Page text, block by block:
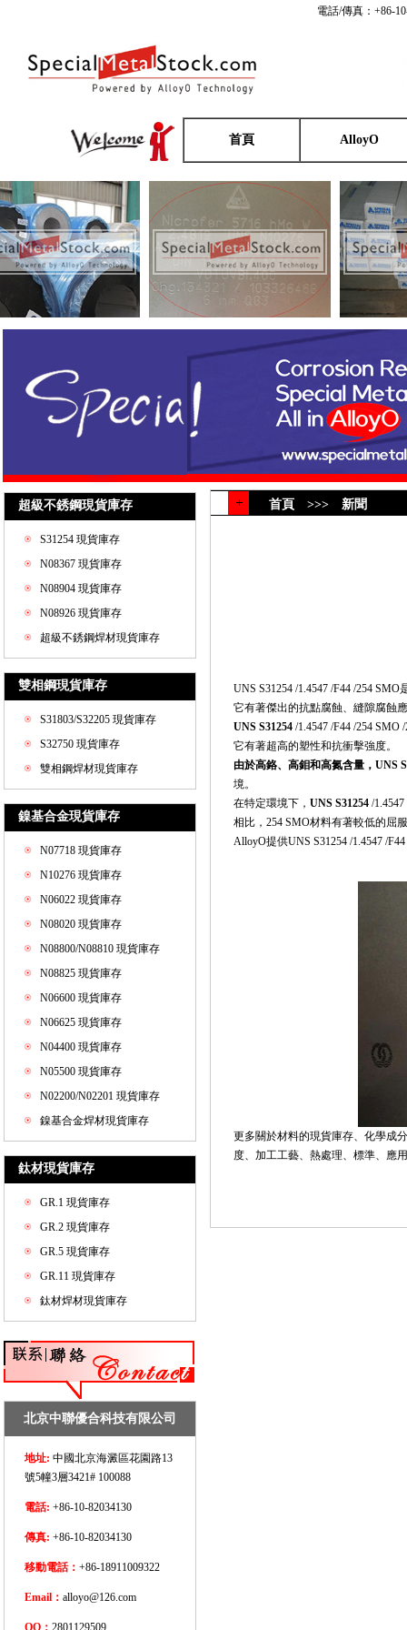
電話/傳真：+86-
首頁 AlloyO
超級不銹鋼現貨庫存
S31254 現貨庫存
N08367 現貨庫存
N08904 現貨庫存
N08926 現貨庫存
超級不銹鋼焊材現貨庫存
雙相鋼現貨庫存
S31803/S32205 現貨庫存
S32750 現貨庫存
雙相鋼焊材現貨庫存
鎳基合金現貨庫存
N07718 現貨庫存
N10276 現貨庫存
N06022 現貨庫存
N08020 現貨庫存
N08800/N08810 現貨庫存
N08825 現貨庫存
N06600 現貨庫存
N06625 現貨庫存
N04400 現貨庫存
N05500 現貨庫存
N02200/N02201 現貨庫存
鎳基合金焊材現貨庫存
鈦材現貨庫存
GR.1 現貨庫存
GR.2 現貨庫存
GR.5 現貨庫存
GR.11 現貨庫存
鈦材焊材現貨庫存
北京中聯優合科技有限公司
地址: 中國北京海澱區花園路13
號5幢3層3421# 100088
電話: +86-10-82034130
傳真: +86-10-82034130
移動電話： +86-18911009322
Email： alloyo@126.com
QQ： 2801129509
首頁 >>> 新聞
UNS S31254 /1.4547 /F44 /254
它有著傑出的抗點腐蝕、縫隙腐蝕
UNS S31254 /1.4547 /F44 /254
它有著超高的塑性和抗衝擊強度。
由於高鉻、高鉬和高氮含量， UNS
境。
在特定環境下， UNS S31254 /
相比，254 SMO材料有著較低的屈
AlloyO提供UNS S31254 /1.4547 /
更多關於材料的現貨庫存、化學成
度、加工工藝、熱處理、標準、應